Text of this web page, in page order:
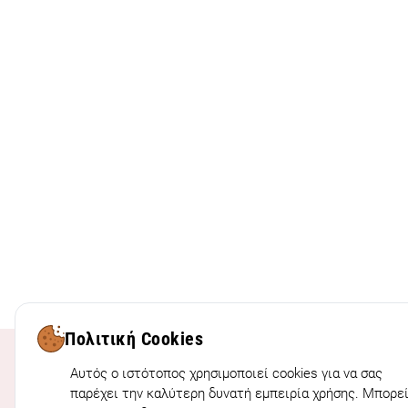
Πολιτική Cookies
Αυτός ο ιστότοπος χρησιμοποιεί cookies για να σας
παρέχει την καλύτερη δυνατή εμπειρία χρήσης.